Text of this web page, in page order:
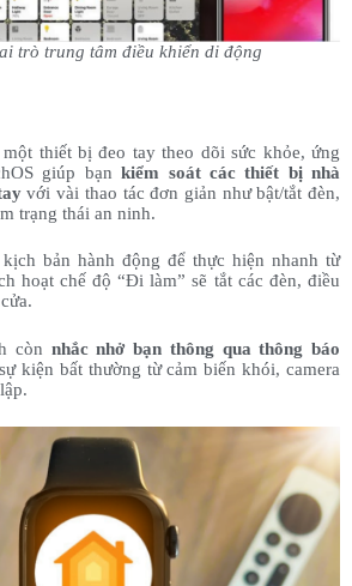
trò trung tâm điều khiển di động
thiết bị đeo tay theo dõi sức khỏe, ứng
giúp bạnkiểm soát các thiết bị nhà
với vài thao tác đơn giản như bật/tắt đèn,
trạng thái an ninh.
bản hành động để thực hiện nhanh từ
hoạt chế độ “Đi làm” sẽ tắt các đèn, điều
còn nhắc nhở bạn thông qua thông báo
kiện bất thường từ cảm biến khói, camera